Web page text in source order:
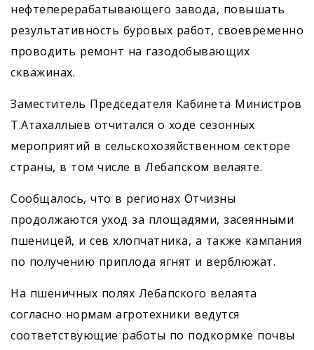
нефтеперерабатывающего завода, повышать
результативность буровых работ, своевременно
проводить ремонт на газодобывающих
скважинах.
Заместитель Председателя Кабинета Министров
Т.Атахаллыев отчитался о ходе сезонных
мероприятий в сельскохозяйственном секторе
страны, в том числе в Лебапском велаяте.
Сообщалось, что в регионах Отчизны
продолжаются уход за площадями, засеянными
пшеницей, и сев хлопчатника, а также кампания
по получению приплода ягнят и верблюжат.
На пшеничных полях Лебапского велаята
согласно нормам агротехники ведутся
соответствующие работы по подкормке ­почвы